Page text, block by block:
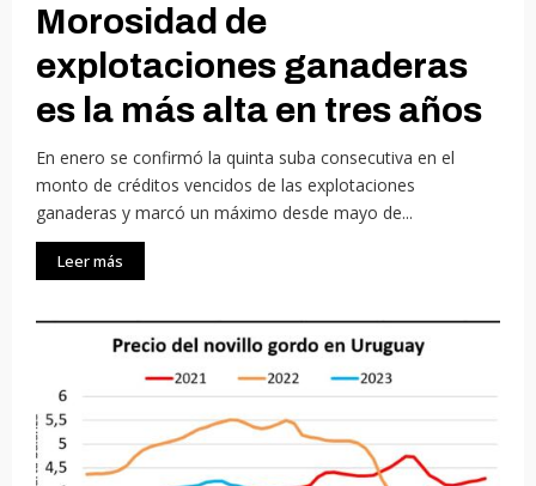
Morosidad de
explotaciones ganaderas
es la más alta en tres años
En enero se confirmó la quinta suba consecutiva en el
monto de créditos vencidos de las explotaciones
ganaderas y marcó un máximo desde mayo de...
Leer más